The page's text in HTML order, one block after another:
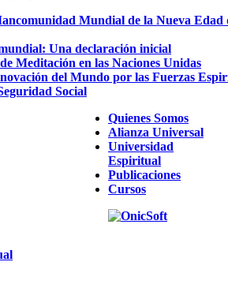
Mundial de la Nueva Edad
Una declaración inicial
Meditación en las Naciones Unidas
del Mundo por las Fuerzas
Social
Quienes Somos
Alianza Universal
Universidad
Espiritual
Publicaciones
Cursos